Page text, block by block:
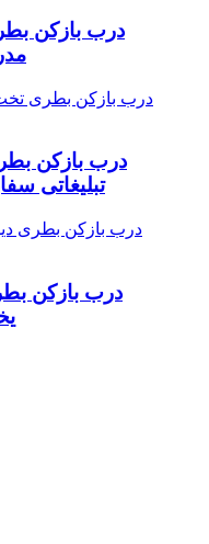
درب بازکن
تبلیغاتی
درب بازکن